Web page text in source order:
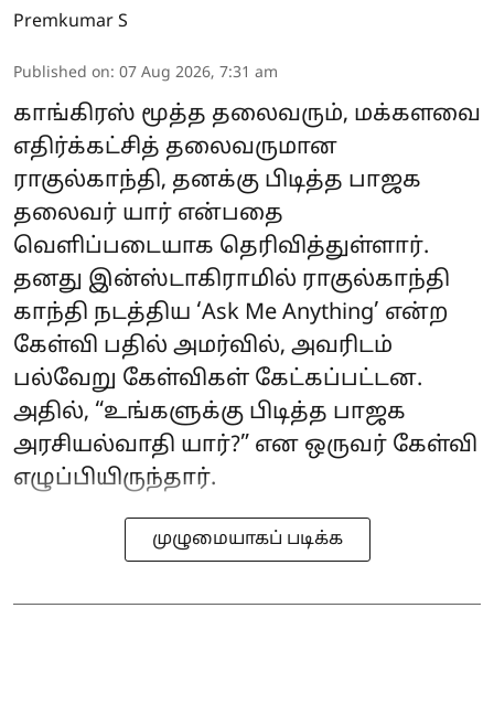
Premkumar S
Published on: 07 Aug 2026, 7:31 am
காங்கிரஸ் மூத்த தலைவரும், மக்களவை
எதிர்க்கட்சித் தலைவருமான
ராகுல்காந்தி, தனக்கு பிடித்த பாஜக
தலைவர் யார் என்பதை
வெளிப்படையாக தெரிவித்துள்ளார்.
தனது இன்ஸ்டாகிராமில் ராகுல்காந்தி
காந்தி நடத்திய ‘Ask Me Anything’ என்ற
கேள்வி பதில் அமர்வில், அவரிடம்
பல்வேறு கேள்விகள் கேட்கப்பட்டன.
அதில், “உங்களுக்கு பிடித்த பாஜக
அரசியல்வாதி யார்?” என ஒருவர் கேள்வி
எழுப்பியிருந்தார்.
முழுமையாகப் படிக்க